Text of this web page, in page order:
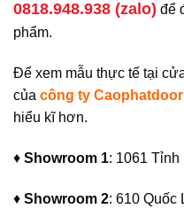
0818.948.938 (zalo) để
phẩm.
Để xem mẫu thực tế tại
của công ty Caophatdoor
hiểu kĩ hơn.
♦ Showroom 1: 1061 Tỉnh
♦ Showroom 2: 610 Quốc